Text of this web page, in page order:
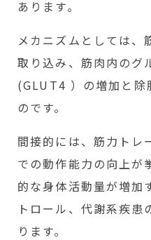
あります。
メカニズムとしては、
取り込み、筋肉内のグ
(GLUT4 ）の増加と除
のです。
間接的には、筋力トレ
での動作能力の向上が
的な身体活動量が増加
トロール、代謝系疾患
ります。